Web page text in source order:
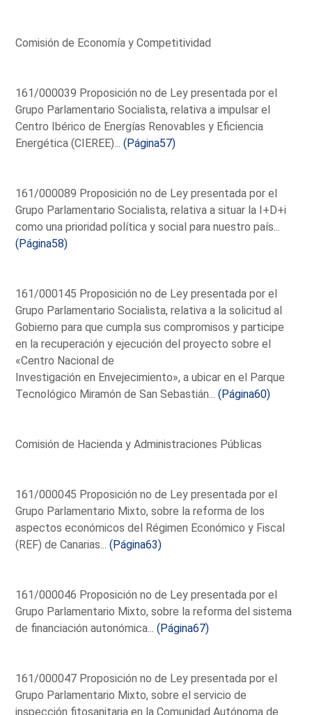
Comisión de Economía y Competitividad
161/000039 Proposición no de Ley presentada por el
Grupo Parlamentario Socialista, relativa a impulsar el
Centro Ibérico de Energías Renovables y Eficiencia
Energética (CIEREE)...(Página57)
161/000089 Proposición no de Ley presentada por el
Grupo Parlamentario Socialista, relativa a situar la I+D+i
como una prioridad política y social para nuestro país...
(Página58)
161/000145 Proposición no de Ley presentada por el
Grupo Parlamentario Socialista, relativa a la solicitud al
Gobierno para que cumpla sus compromisos y participe
en la recuperación y ejecución del proyecto sobre el
«Centro Nacional de
Investigación en Envejecimiento», a ubicar en el Parque
Tecnológico Miramón de San Sebastián...(Página60)
Comisión de Hacienda y Administraciones Públicas
161/000045 Proposición no de Ley presentada por el
Grupo Parlamentario Mixto, sobre la reforma de los
aspectos económicos del Régimen Económico y Fiscal
(REF) de Canarias...(Página63)
161/000046 Proposición no de Ley presentada por el
Grupo Parlamentario Mixto, sobre la reforma del sistema
de financiación autonómica...(Página67)
161/000047 Proposición no de Ley presentada por el
Grupo Parlamentario Mixto, sobre el servicio de
inspección fitosanitaria en la Comunidad Autónoma de